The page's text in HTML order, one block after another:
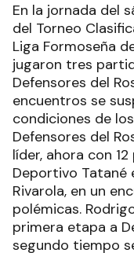
En la jornada del
del Torneo
Liga Formoseña
jugaron tres
Defensores del
encuentros se
condiciones de
Defensores del
líder, ahora con
Deportivo Tatané
Rivarola, en un
polémicas.
primera etapa a
segundo tiempo